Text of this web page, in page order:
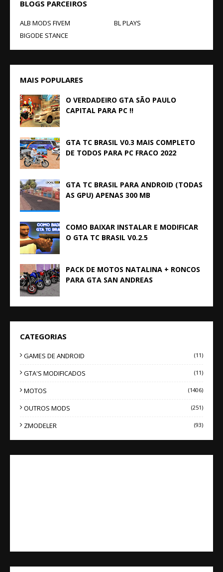
BLOGS PARCEIROS
ALB MODS FIVEM
BL PLAYS
BIGODE STANCE
MAIS POPULARES
O VERDADEIRO GTA SÃO PAULO
CAPITAL PARA PC !!
GTA TC BRASIL V0.3 MAIS COMPLETO
DE TODOS PARA PC FRACO 2022
GTA TC BRASIL PARA ANDROID (TODAS
AS GPU) APENAS 300 MB
COMO BAIXAR INSTALAR E MODIFICAR
O GTA TC BRASIL V0.2.5
PACK DE MOTOS NATALINA + RONCOS
PARA GTA SAN ANDREAS
CATEGORIAS
GAMES DE ANDROID (11)
GTA'S MODIFICADOS (11)
MOTOS (1406)
OUTROS MODS (251)
ZMODELER (93)